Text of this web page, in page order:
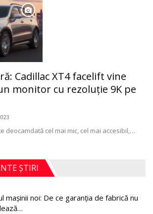
Cadillac XT4 facelift vine
monitor cu rezoluţie 9K pe
deocamdată cel mai mic, cel mai accesibil,…
ȘTIRI
mașinii noi: De ce garanția de fabrică nu